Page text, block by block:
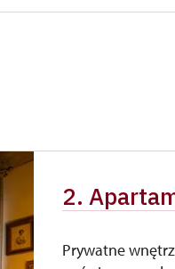
2.
Prywatne